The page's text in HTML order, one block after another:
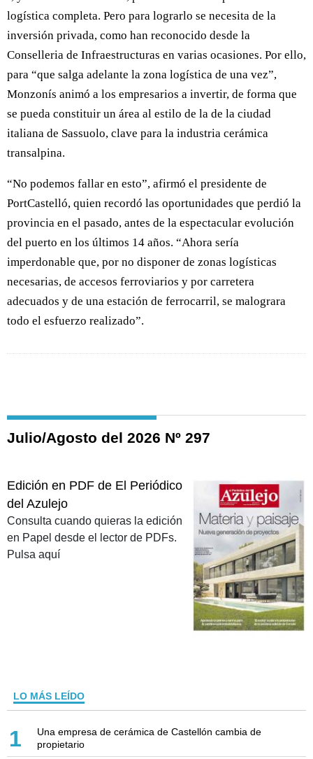
logística completa. Pero para lograrlo se necesita de la
inversión privada, como han reconocido desde la
Conselleria de Infraestructuras en varias ocasiones. Por ello,
para “que salga adelante la zona logística de una vez”,
Monzonís animó a los empresarios a invertir, de forma que
se pueda constituir un área al estilo de la de la ciudad
italiana de Sassuolo, clave para la industria cerámica
transalpina.
“No podemos fallar en esto”, afirmó el presidente de
PortCastelló, quien recordó las oportunidades que perdió la
provincia en el pasado, antes de la espectacular evolución
del puerto en los últimos 14 años. “Ahora sería
imperdonable que, por no disponer de zonas logísticas
necesarias, de accesos ferroviarios y por carretera
adecuados y de una estación de ferrocarril, se malograra
todo el esfuerzo realizado”.
Julio/Agosto del 2026 Nº 297
Edición en PDF de El Periódico
del Azulejo
Consulta cuando quieras la edición
en Papel desde el lector de PDFs.
Pulsa aquí
LO MÁS LEÍDO
1
Una empresa de cerámica de Castellón cambia de
propietario